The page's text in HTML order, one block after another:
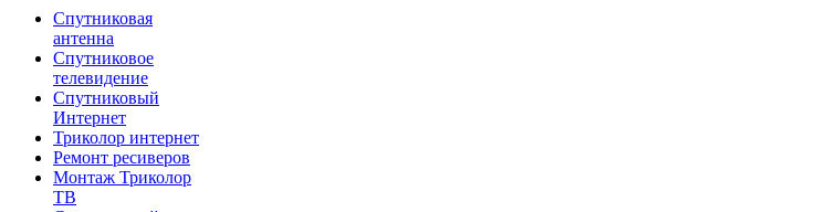
Спутниковая
антенна
Спутниковое
телевидение
Спутниковый
Интернет
Триколор интернет
Ремонт ресиверов
Монтаж Триколор
ТВ